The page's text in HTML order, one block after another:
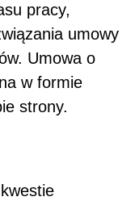
pracy,
umowy
Umowa o
w formie
strony.